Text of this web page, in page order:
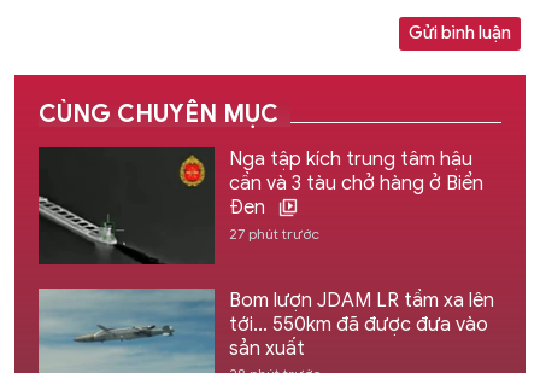
Gửi bình luận
CÙNG CHUYÊN MỤC
Nga tập kích trung tâm hậu
cần và 3 tàu chở hàng ở Biển
Đen
27 phút trước
Bom lượn JDAM LR tầm xa lên
tới... 550km đã được đưa vào
sản xuất